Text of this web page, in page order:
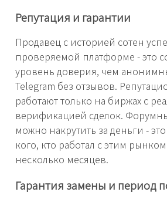
Репутация и гарантии
Продавец с историей сотен
проверяемой платформе - это
уровень доверия, чем
Telegram без отзывов.
работают только на биржах с
верификацией сделок.
можно накрутить за деньги -
кого, кто работал с этим
несколько месяцев.
Гарантия замены и период